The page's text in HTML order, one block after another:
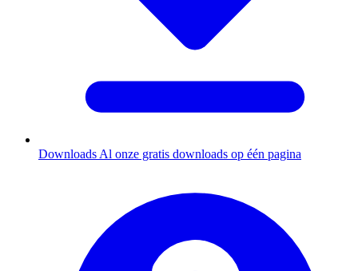
Downloads Al onze gratis downloads op één pagina